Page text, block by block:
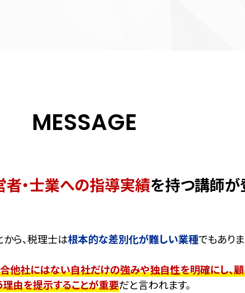
MESSAGE
・士業への指導実績を持つ講師が
ら、税理士は根本的な差別化が難しい業種でもありま
他社にはない自社だけの強みや独自性を明確にし、顧
由を提示することが重要だと言われます。